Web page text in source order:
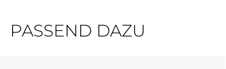
PASSEND DAZU